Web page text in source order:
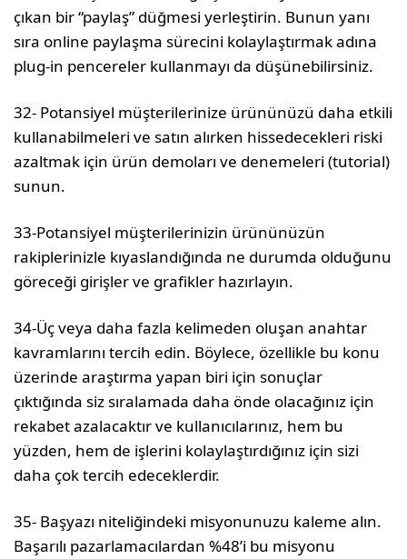
çıkan bir “paylaş” düğmesi yerleştirin. Bunun yanı
sıra online paylaşma sürecini kolaylaştırmak adına
plug-in pencereler kullanmayı da düşünebilirsiniz.
32- Potansiyel müşterilerinize ürününüzü daha etkili
kullanabilmeleri ve satın alırken hissedecekleri riski
azaltmak için ürün demoları ve denemeleri (tutorial)
sunun.
33-Potansiyel müşterilerinizin ürününüzün
rakiplerinizle kıyaslandığında ne durumda olduğunu
göreceği girişler ve grafikler hazırlayın.
34-Üç veya daha fazla kelimeden oluşan anahtar
kavramlarını tercih edin. Böylece, özellikle bu konu
üzerinde araştırma yapan biri için sonuçlar
çıktığında siz sıralamada daha önde olacağınız için
rekabet azalacaktır ve kullanıcılarınız, hem bu
yüzden, hem de işlerini kolaylaştırdığınız için sizi
daha çok tercih edeceklerdir.
35- Başyazı niteliğindeki misyonunuzu kaleme alın.
Başarılı pazarlamacılardan %48’i bu misyonu